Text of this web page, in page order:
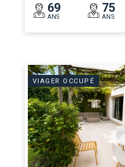
69
ANS
75
ANS
VIAGER OCCUPÉ